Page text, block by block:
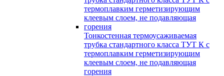
Тонкостенная термоусаживаемая
трубка стандартного класса ТУТ К с
термоплавким герметизирующим
клеевым слоем, не подавляющая
горения